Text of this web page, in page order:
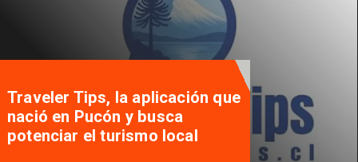
Traveler Tips, la aplicación que
nació en Pucón y busca
potenciar el turismo local